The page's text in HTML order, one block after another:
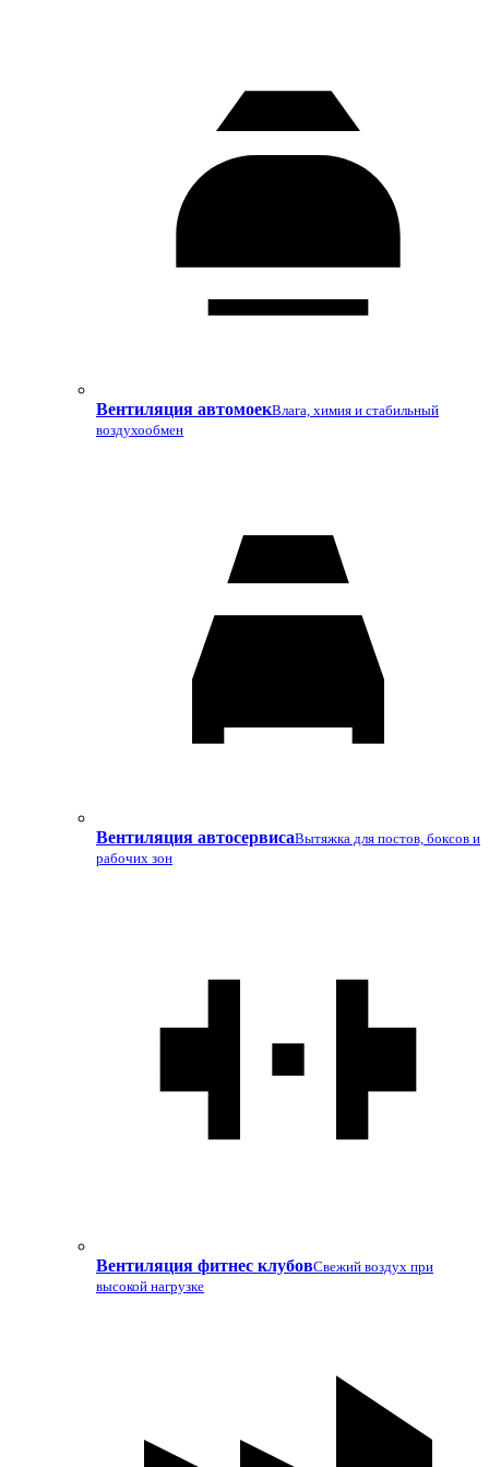
Вентиляция автомоекВлага, химия и стабильный
воздухообмен
Вентиляция автосервисаВытяжка для постов, боксов и
рабочих зон
Вентиляция фитнес клубовСвежий воздух при
высокой нагрузке